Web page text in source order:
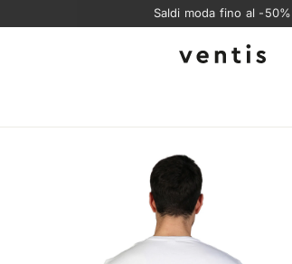
Saldi moda fino al -50%
Ventis